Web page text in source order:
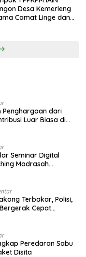
Desa Kemerleng
Camat Linge dan
Jeget
Penghargaan dari
Luar Biasa di
Seminar Digital
Madrasah
Terbakar, Polisi,
Cepat
Peredaran Sabu
Disita